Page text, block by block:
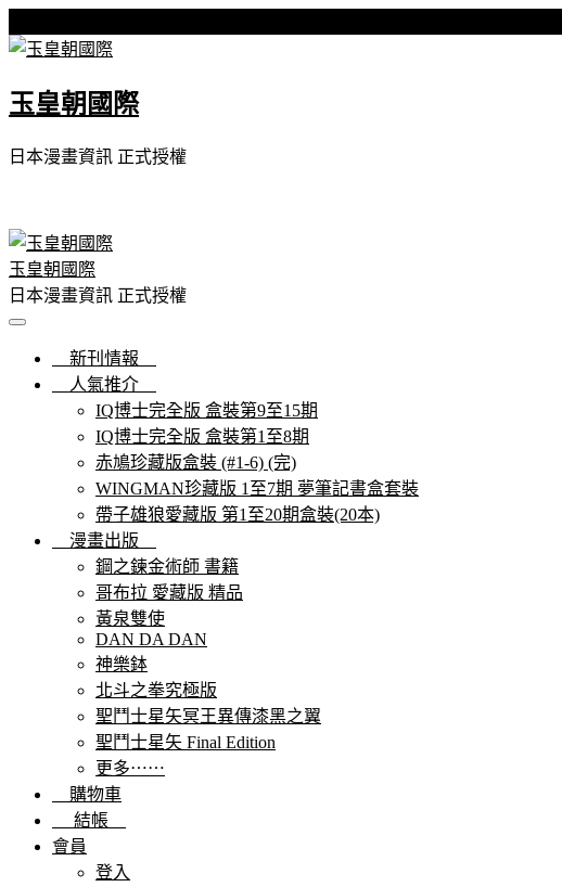
to
content
玉皇朝國際
日本漫畫資訊 正式授權
玉皇朝國際
日本漫畫資訊 正式授權
新刊情報
人氣推介
IQ博士完全版 盒裝第9至15期
IQ博士完全版 盒裝第1至8期
赤鳩珍藏版盒裝 (#1-6) (完)
WINGMAN珍藏版 1至7期 夢筆記書盒套裝
帶子雄狼愛藏版 第1至20期盒裝(20本)
漫畫出版
鋼之鍊金術師 書籍
哥布拉 愛藏版 精品
黃泉雙使
DAN DA DAN
神樂鉢
北斗之拳究極版
聖鬥士星矢冥王異傳漆黑之翼
聖鬥士星矢 Final Edition
更多⋯⋯
購物車
結帳
會員
登入